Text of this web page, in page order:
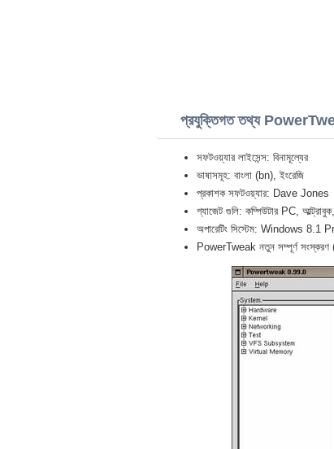
প্রযুক্তিগত তথ্য
সফটওয়্যার লাইসেন্স: বিনামূল্যের
ভাষাসমূহ: বাংলা (bn), ইংরেজি
প্রকাশক সফটওয়্যার: Dave Jones
গ্যাজেট গুলি: কম্পিউটার PC,
অপারেটিং সিস্টেম: Windows
PowerTweak নতুন সম্পূর্ণ